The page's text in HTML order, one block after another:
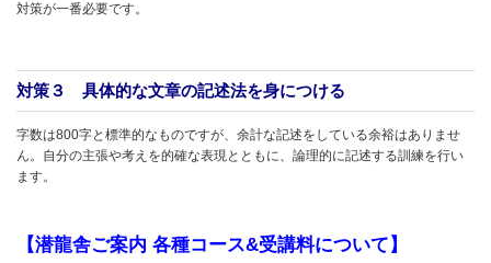
対策が一番必要です。
対策３ 具体的な文章の記述法を身につける
字数は800字と標準的なものですが、余計な記述をしている余裕はありませ
ん。自分の主張や考えを的確な表現とともに、論理的に記述する訓練を行い
ます。
【潜龍舎ご案内 各種コース&受講料について】